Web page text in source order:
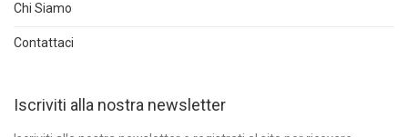
Chi Siamo
Contattaci
Iscriviti alla nostra newsletter